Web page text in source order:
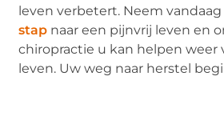
leven verbetert. Neem
stap naar een pijnvrij leven en
chiropractie u kan helpen weer
leven. Uw weg naar herstel